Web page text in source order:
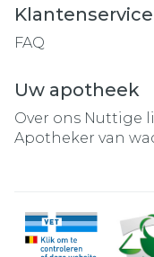
Klantenservice
FAQ
Uw apotheek
Over ons Nuttige
Apotheker van